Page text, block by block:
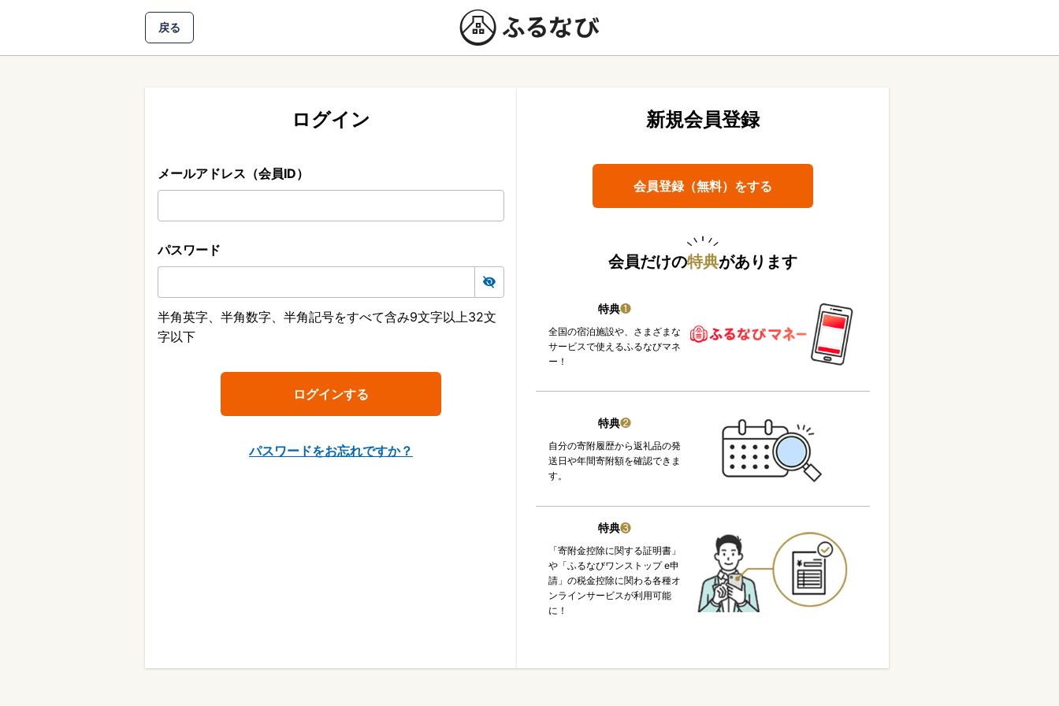
戻る
ログイン
メールアドレス（会員ID）
パスワード
半角英字、半角数字、半角記号をすべて含み9文字以上32文
字以下
パスワードをお忘れですか？
新規会員登録
会員登録（無料）をする
会員だけの特典があります
特典❶
全国の宿泊施設や、さまざまな
サービスで使えるふるなびマネ
ー！
特典❷
自分の寄附履歴から返礼品の発
送日や年間寄附額を確認できま
す。
特典❸
「寄附金控除に関する証明書」
や「ふるなびワンストップ e申
請」の税金控除に関わる各種オ
ンラインサービスが利用可能
に！